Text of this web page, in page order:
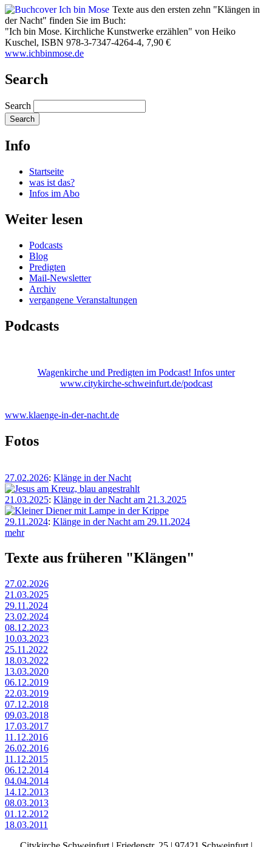
Texte aus den ersten zehn "Klängen in
der Nacht" finden Sie im Buch:
"Ich bin Mose. Kirchliche Kunstwerke erzählen" von Heiko
Kuschel, ISBN 978-3-7347-4264-4, 7,90 €
​www.ichbinmose.de
Search
Search
Info
Startseite
was ist das?
Infos im Abo
Weiter lesen
Podcasts
Blog
Predigten
Mail-Newsletter
Archiv
vergangene Veranstaltungen
Podcasts
Wagenkirche und Predigten im Podcast! Infos unter
www.citykirche-schweinfurt.de/podcast
www.klaenge-in-der-nacht.de
Fotos
27.02.2026: Klänge in der Nacht
21.03.2025: Klänge in der Nacht am 21.3.2025
29.11.2024: Klänge in der Nacht am 29.11.2024
mehr
Texte aus früheren "Klängen"
27.02.2026
21.03.2025
29.11.2024
23.02.2024
08.12.2023
10.03.2023
25.11.2022
18.03.2022
13.03.2020
06.12.2019
22.03.2019
07.12.2018
09.03.2018
17.03.2017
11.12.2016
26.02.2016
11.12.2015
06.12.2014
04.04.2014
14.12.2013
08.03.2013
01.12.2012
18.03.2011